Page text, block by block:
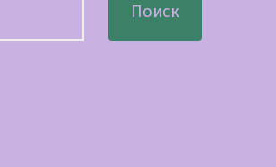
Поиск